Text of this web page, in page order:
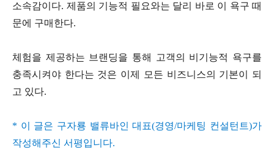
소속감이다. 제품의 기능적 필요와는 달리 바로 이 욕구 때
문에 구매한다.
체험을 제공하는 브랜딩을 통해 고객의 비기능적 욕구를
충족시켜야 한다는 것은 이제 모든 비즈니스의 기본이 되
고 있다.
* 이 글은 구자룡 밸류바인 대표(경영/마케팅 컨설턴트)가
작성해주신 서평입니다.